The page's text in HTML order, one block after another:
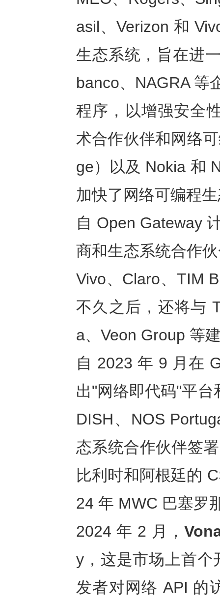
asil、Verizon 和
生态系统，旨在进
banco、NAGRA 等
程序，以增强安全
术合作伙伴和网络
ge）以及 Nokia 和
加快了网络可编程
自 Open Gateway
商和生态系统合作
Vivo、Claro、TIM
不久之后，还将与
a、Veon Group 等
自 2023 年 9 月在
出"网络即代码"平
DISH、NOS
态系统合作伙伴签
比利时和阿根廷的
24 年 MWC 巴塞罗
2024 年 2 月，
y，这是市场上首个
发者对网络 API 的